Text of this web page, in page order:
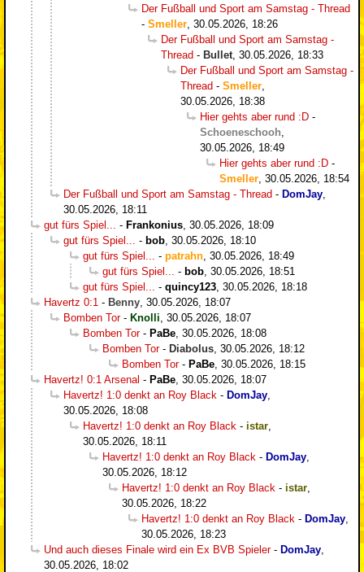
Der Fußball und Sport am Samstag - Thread
- Smeller 30.05.2026, 18:26
Der Fußball und Sport am Samstag -
Thread - Bullet 30.05.2026, 18:33
Der Fußball und Sport am Samstag -
Thread - Smeller
30.05.2026, 18:38
Hier gehts aber rund :D -
Schoeneschooh
30.05.2026, 18:49
Hier gehts aber rund :D -
Smeller 30.05.2026, 18:54
Der Fußball und Sport am Samstag - Thread - DomJay
30.05.2026, 18:11
gut fürs Spiel...
- Frankonius 30.05.2026, 18:09
gut fürs Spiel...
- bob 30.05.2026, 18:10
gut fürs Spiel...
- patrahn 30.05.2026, 18:49
gut fürs Spiel...
- bob 30.05.2026, 18:51
gut fürs Spiel...
- quincy123 30.05.2026, 18:18
Havertz 0:1 - Benny 30.05.2026, 18:07
Bomben Tor- Knolli 30.05.2026, 18:07
Bomben Tor- PaBe 30.05.2026, 18:08
Bomben Tor- Diabolus 30.05.2026, 18:12
Bomben Tor- PaBe 30.05.2026, 18:15
Havertz! 0:1 Arsenal - PaBe 30.05.2026, 18:07
Havertz! 1:0 denkt an Roy Black - DomJay
30.05.2026, 18:08
Havertz! 1:0 denkt an Roy Black - istar
30.05.2026, 18:11
Havertz! 1:0 denkt an Roy Black - DomJay
30.05.2026, 18:12
Havertz! 1:0 denkt an Roy Black - istar
30.05.2026, 18:22
Havertz! 1:0 denkt an Roy Black - DomJay
30.05.2026, 18:23
Und auch dieses Finale wird ein Ex BVB Spieler- DomJay
30.05.2026, 18:02